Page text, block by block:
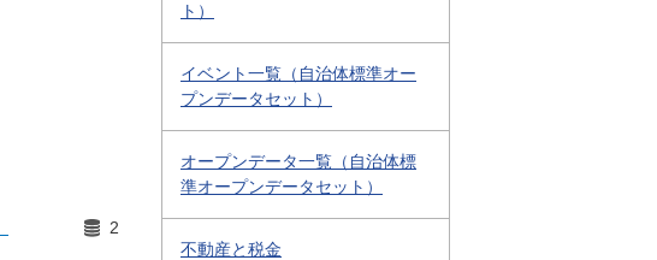
2
ト）
イベント一覧（自治体標準オー
プンデータセット）
オープンデータ一覧（自治体標
準オープンデータセット）
不動産と税金